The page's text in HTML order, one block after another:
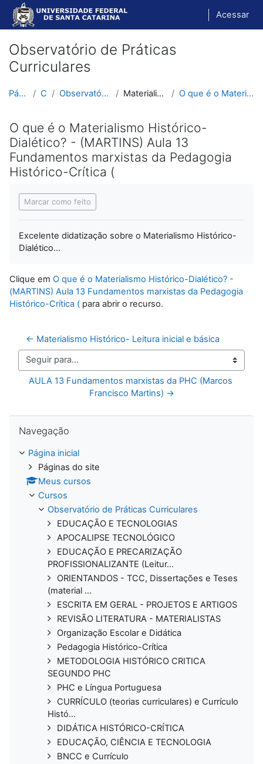
Ir para o conteúdo principal
Acessar
Observatório de Práticas
Curriculares
Página inicial Cursos Observatório de Práticas Curriculares Materialismo Histórico-Dialético O que é o Materialismo Histórico-Dialético? - (MAR...
O que é o Materialismo Histórico-
Dialético? - (MARTINS) Aula 13
Fundamentos marxistas da Pedagogia
Histórico-Crítica (
Marcar como feito
Excelente didatização sobre o Materialismo Histórico-
Dialético...
Clique em O que é o Materialismo Histórico-Dialético? -
(MARTINS) Aula 13 Fundamentos marxistas da Pedagogia
Histórico-Crítica ( para abrir o recurso.
← Materialismo Histórico- Leitura inicial e básica
Seguir para...
AULA 13 Fundamentos marxistas da PHC (Marcos
Francisco Martins) →
Navegação
Página inicial
Páginas do site
Meus cursos
Cursos
Observatório de Práticas Curriculares
EDUCAÇÃO E TECNOLOGIAS
APOCALIPSE TECNOLÓGICO
EDUCAÇÃO E PRECARIZAÇÃO
PROFISSIONALIZANTE (Leitur...
ORIENTANDOS - TCC, Dissertações e Teses
(material ...
ESCRITA EM GERAL - PROJETOS E ARTIGOS
REVISÃO LITERATURA - MATERIALISTAS
Organização Escolar e Didática
Pedagogia Histórico-Crítica
METODOLOGIA HISTÓRICO CRITICA
SEGUNDO PHC
PHC e Língua Portuguesa
CURRÍCULO (teorias curriculares) e Currículo
Histó...
DIDÁTICA HISTÓRICO-CRÍTICA
EDUCAÇÃO, CIÊNCIA E TECNOLOGIA
BNCC e Currículo